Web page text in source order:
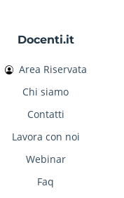
Docenti.it
Area Riservata
Chi siamo
Contatti
Lavora con noi
Webinar
Faq